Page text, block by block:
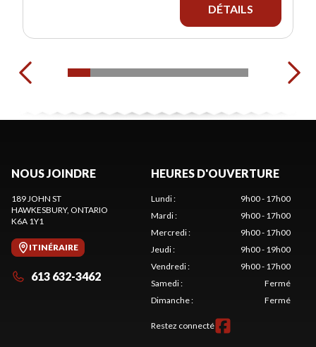
DÉTAILS
NOUS JOINDRE
189 JOHN ST
HAWKESBURY, ONTARIO
K6A 1Y1
ITINÉRAIRE
613 632-3462
HEURES D'OUVERTURE
Lundi:
9h00 - 17h00
Mardi:
9h00 - 17h00
Mercredi:
9h00 - 17h00
Jeudi:
9h00 - 19h00
Vendredi:
9h00 - 17h00
Samedi:
Fermé
Dimanche: Fermé
Restez connecté